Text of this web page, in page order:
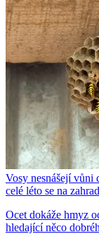
Vosy nesnášejí vůni
celé léto se na
Ocet dokáže hmyz
hledající něco